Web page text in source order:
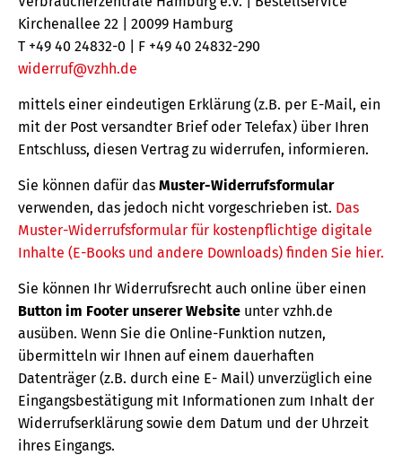
Kirchenallee 22 | 20099 Hamburg
T +49 40 24832-0 | F +49 40 24832-290
widerruf@vzhh.de
mittels einer eindeutigen Erklärung (z.B. per E-Mail, ein
mit der Post versandter Brief oder Telefax) über Ihren
Entschluss, diesen Vertrag zu widerrufen, informieren.
Sie können dafür das Muster-Widerrufsformular
verwenden, das jedoch nicht vorgeschrieben ist. Das
Muster-Widerrufsformular für kostenpflichtige digitale
Inhalte (E-Books und andere Downloads) finden Sie hier.
Sie können Ihr Widerrufsrecht auch online über einen
Button im Footer unserer Website unter vzhh.de
ausüben. Wenn Sie die Online-Funktion nutzen,
übermitteln wir Ihnen auf einem dauerhaften
Datenträger (z.B. durch eine E- Mail) unverzüglich eine
Eingangsbestätigung mit Informationen zum Inhalt der
Widerrufserklärung sowie dem Datum und der Uhrzeit
ihres Eingangs.